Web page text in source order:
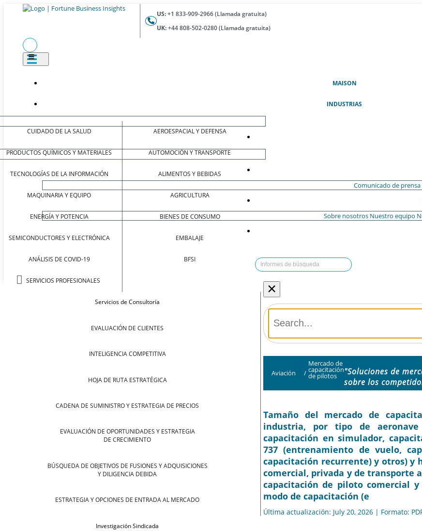
US:+1 833-909-2966 (Llamada gratuita)
UK:+44 808-502-0280 (Llamada gratuita)
MAISON(ACTUAL)
INDUSTRIAS
CUIDADO DE LA SALUD
PRODUCTOS QUÍMICOS Y MATERIALES
TECNOLOGÍAS DE LA INFORMACIÓN
MAQUINARIA Y EQUIPO
ENERGÍA Y POTENCIA
SEMICONDUCTORES Y ELECTRÓNICA
ANÁLISIS DE COVID-19
SERVICIOS PROFESIONALES
AEROESPACIAL Y DEFENSA
AUTOMOCIÓN Y TRANSPORTE
ALIMENTOS Y BEBIDAS
AGRICULTURA
BIENES DE CONSUMO
EMBALAJE
BFSI
Servicios de Consultoría
EVALUACIÓN DE CLIENTES
INTELIGENCIA COMPETITIVA
HOJA DE RUTA ESTRATÉGICA
CADENA DE SUMINISTRO Y ESTRATEGIA DE PRECIOS
EVALUACIÓN DE OPORTUNIDADES Y ESTRATEGIA
DE CRECIMIENTO
BÚSQUEDA DE OBJETIVOS DE FUSIONES Y ADQUISICIONES
Y DILIGENCIA DEBIDA
ESTRATEGIA Y OPCIONES DE ENTRADA AL MERCADO
Investigación Sindicada
Comunicado de prensa
Sobre nosotros Nuestro equipo
×
Aviación /
Mercado de
capacitación
de pilotos
"Soluciones de
sobre los
Tamaño del mercado de
industria, por tipo de
capacitación en simulador,
737 (entrenamiento de vuelo,
capacitación recurrente) y otros) y
comercial, privada y de transporte
capacitación de piloto comercial
modo de capacitación (e
Última actualización: July 20, 2026 | Formato: